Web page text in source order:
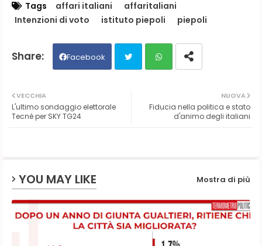
Tags affari italiani
affaritaliani
Intenzioni di voto
istituto piepoli piepoli
Facebook
ats
NUOVA
Fiducia nella politica e stato
d'animo degli italiani
VECCHIA
L'ultimo sondaggio elettorale
Tecnè per SKY TG24
YOU MAY LIKE Mostra di più